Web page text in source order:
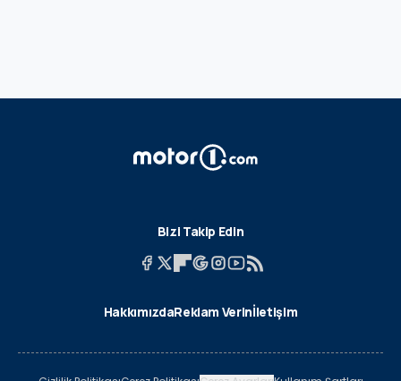
Bizi Takip Edin
HakkımızdaReklam Verinİletişim